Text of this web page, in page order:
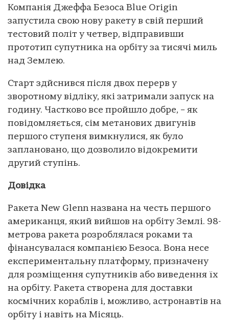
Компанія Джеффа Безоса Blue Origin
запустила свою нову ракету в свій перший
тестовий політ у четвер, відправивши
прототип супутника на орбіту за тисячі миль
над Землею.
Старт здйснився після двох перерв у
зворотному відліку, які затримали запуск на
годину. Частково все пройшло добре, – як
повідомляється, сім метанових двигунів
першого ступеня вимкнулися, як було
заплановано, що дозволило відокремити
другий ступінь.
Довідка
Ракета New Glenn названа на честь першого
американця, який вийшов на орбіту Землі. 98-
метрова ракета розроблялася роками та
фінансувалася компанією Безоса. Вона несе
експериментальну платформу, призначену
для розміщення супутників або виведення їх
на орбіту. Ракета створена для доставки
космічних кораблів і, можливо, астронавтів на
орбіту і навіть на Місяць.